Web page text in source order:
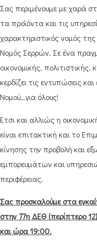
Σας περιμένουμε με χαρά
τα προϊόντα και τις
χαρακτηριστικός νομός της
Νομός Σερρών. Σε ένα
οικονομικής,
κερδίζει τις εντυπώσεις
Νομού…για όλους!
Έτσι και αλλιώς η
είναι επιτακτική και το
κίνησης την προβολή και
εμπορευμάτων και
περιφέρειας.
Σας προσκαλούμε στα
στην 77η ΔΕΘ (περίπτερο
και ώρα 19:00.